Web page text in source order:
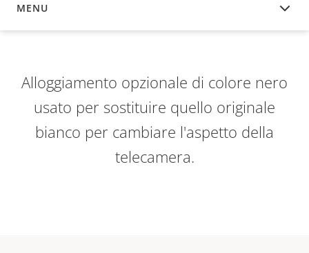
MENU
PANORAMICA
Alloggiamento opzionale di colore nero
usato per sostituire quello originale
bianco per cambiare l'aspetto della
telecamera.